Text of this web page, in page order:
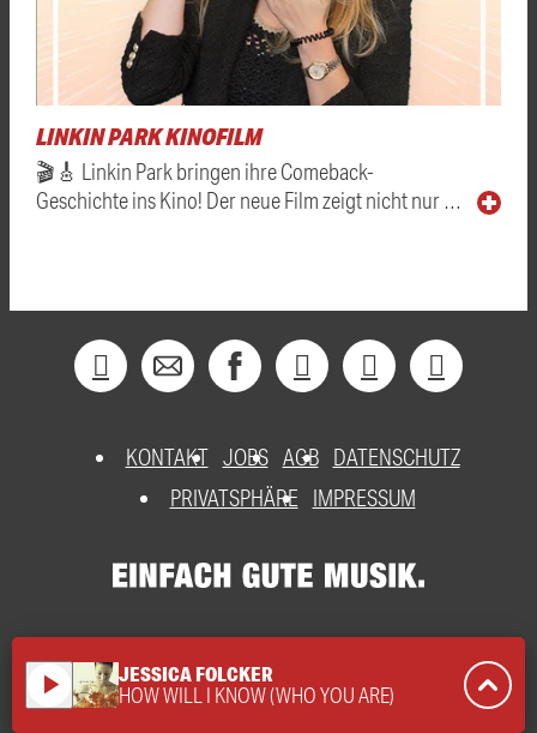
LINKIN PARK KINOFILM
🎬🎸 Linkin Park bringen ihre Comeback-
Geschichte ins Kino! Der neue Film zeigt nicht nur …
KONTAKT JOBS AGB DATENSCHUTZ
PRIVATSPHÄRE
IMPRESSUM
play_arrow JESSICA FOLCKER
HOW WILL I KNOW (WHO YOU ARE)